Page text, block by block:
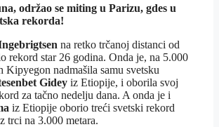
održao se miting u Parizu, gdes u
rekorda!
na retko trčanoj distanci od
rekord star 26 godina. Onda je, na 5.000
Kipyegon nadmašila samu svetsku
Gidey iz Etiopije, i oborila svoj
za tačno nedelju dana. A onda je i
iz Etiopije oborio treći svetski rekord
trci na 3.000 metara.